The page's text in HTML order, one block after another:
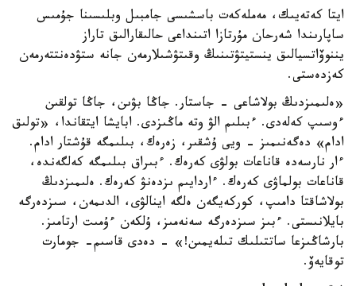
ايتا كەتەيىك، مەملەكەت باسشىسى جامبىل وبلىسىنا جۇمىس
ساپارىندا شەرحان مۇرتازا اتىنداعى حالىقارالىق تاراز
يننوۆاتسيالىق ينستيتۋتىنىڭ وقىتۋشىلارمەن جانە ستۋدەنتتەرمەن
كەزدەستى.
«ەلىمىزدىڭ بولاشاعى - جاستار. جاڭا بۋىن، جاڭا تولقىن
ءوسىپ كەلەدى. ءبىلىم الۋ وتە ماڭىزدى. ابايشا ايتقاندا، «تولىق
ادام» دەگەنىمىز - ويى ۇشقىر، زەرەك، بىلىمگە قۇشتار ادام.
ءار نارسەدە قاناعات بولۋى كەرەك. ءبىراق بىلىمگە كەلگەندە،
قاناعات بولماۋى كەرەك. ءاردايىم ىزدەنۋ كەرەك. ەلىمىزدىڭ
بولاشاقتا دامىپ، كوركەيگەن ەلگە اينالۋى، الدىمەن، سىزدەرگە
بايلانىستى. ءبىز سىزدەرگە سەنەمىز، ۇلكەن ءۇمىت ارتامىز.
بارشاڭىزعا ساتتىلىك تىلەيمىن!» - دەدى قاسىم- جومارت
توقايەۆ.